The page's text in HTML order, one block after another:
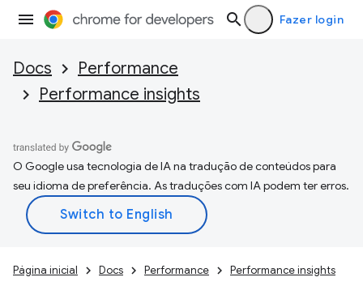
Fazer login
Docs
Performance
Performance insights
O Google usa tecnologia de IA na tradução de conteúdos para
seu idioma de preferência. As traduções com IA podem ter erros.
Página inicial Docs Performance Performance insights